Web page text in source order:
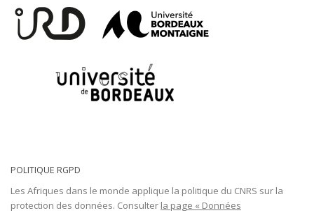
POLITIQUE RGPD
Les Afriques dans le monde applique la politique du CNRS sur la
protection des données. Consulter la page « Données